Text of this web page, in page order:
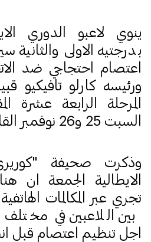
ينوي لاعبو الدوري
بدرجتيه الاولى
اعتصام احتجاجي ضد
ورئيسه كارلو تافيكيو
المرحلة الرابعة عشرة
السبت 25 و26 نوفمبر القادم.
وذكرت صحيفة
الايطالية الجمعة ان
تجري عبر المكالمات
بين اللاعبين في مختلف
اجل تنظيم اعتصام قبل